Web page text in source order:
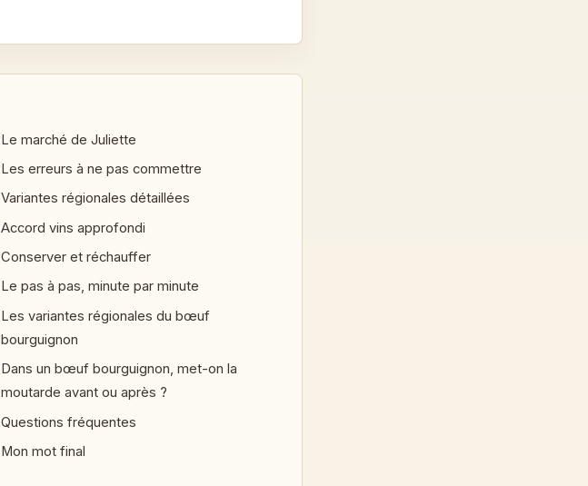
Le marché de Juliette
Les erreurs à ne pas commettre
Variantes régionales détaillées
Accord vins approfondi
Conserver et réchauffer
Le pas à pas, minute par minute
Les variantes régionales du bœuf
bourguignon
Dans un bœuf bourguignon, met-on la
moutarde avant ou après ?
Questions fréquentes
Mon mot final